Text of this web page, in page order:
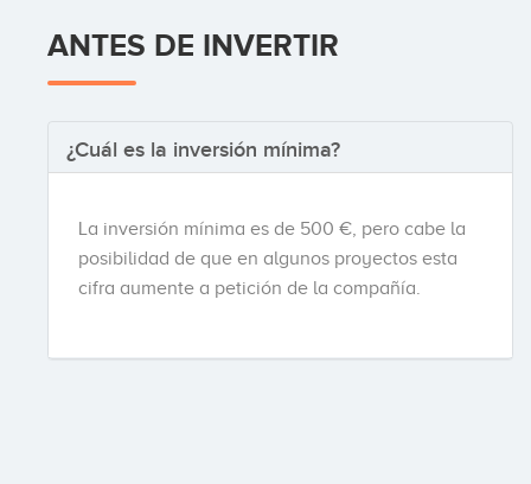
ANTES DE INVERTIR
¿Cuál es la inversión mínima?
La inversión mínima es de 500 €, pero cabe la
posibilidad de que en algunos proyectos esta
cifra aumente a petición de la compañía.